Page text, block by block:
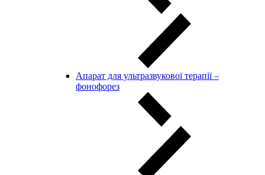
Апарат для ультразвукової терапії –
фонофорез